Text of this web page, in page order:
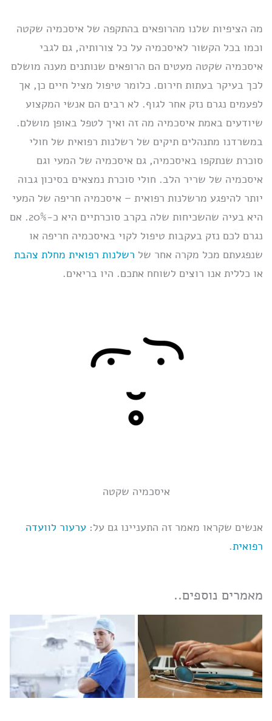
מה הציפיות שלנו מהרופאים בהתקפה של איסכמיה שקטה
וכמו בכל הקשור לאיסכמיה על כל צורותיה, גם לגבי
איסכמיה שקטה מעטים הם הרופאים שנותנים מענה מושלם
לכך בעיקר בעתות חירום. כלומר טיפול מציל חיים כן, אך
לפעמים נגרם נזק אחר לגוף. לא רבים הם אנשי המקצוע
שיודעים באמת איסכמיה מה זה ואיך לטפל באופן מושלם.
במשרדנו מתנהלים תיקים של רשלנות רפואית של חולי
סוכרת שנתקפו באיסכמיה, גם איסכמיה של המעי וגם
איסכמיה של שריר הלב. חולי סוכרת נמצאים בסיכון גבוה
יותר להיפגע מרשלנות רפואית – איסכמיה חריפה של המעי
היא בעיה שהשכיחות שלה בקרב סוכרתיים היא כ-20%. אם
נגרם לכם נזק בעקבות טיפול לקוי באיסכמיה חריפה או
שנפגעתם מכל מקרה אחר של רשלנות רפואית מחלת צהבת
או כללית אנו רוצים לשוחח אתכם. היו בריאים.
איסכמיה שקטה
אנשים שקראו מאמר זה התעניינו גם על: ערעור לוועדה
רפואית.
מאמרים נוספים..